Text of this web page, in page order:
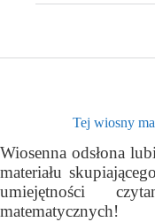
Tej wiosny
Wiosenna odsłona
materiału
umiejętności
matematycznych!